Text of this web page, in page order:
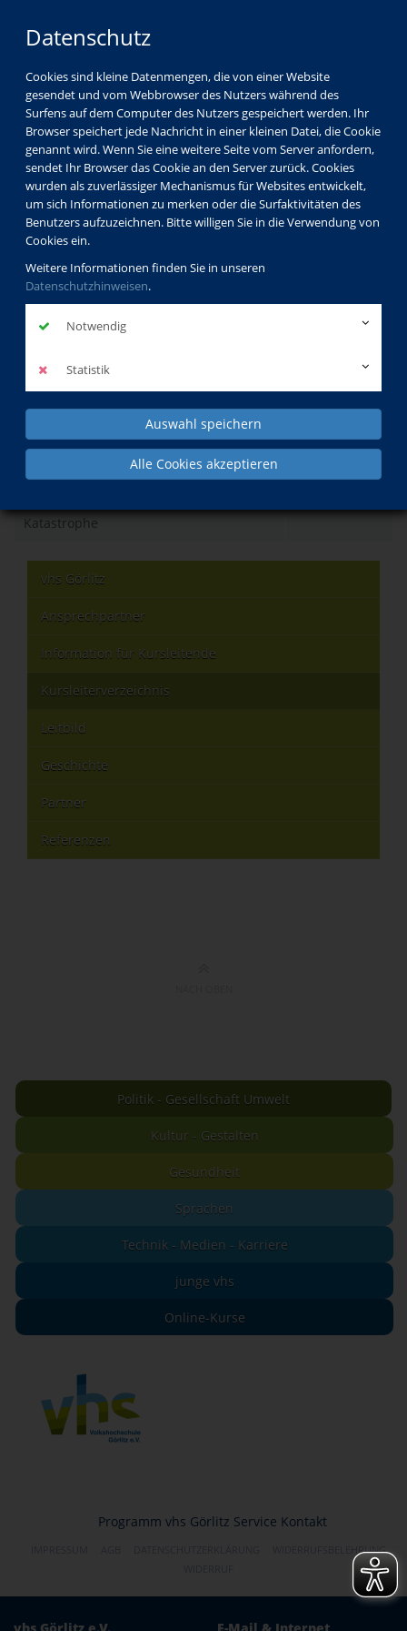
Datenschutz
Cookies sind kleine Datenmengen, die von einer Website
gesendet und vom Webbrowser des Nutzers während des
Surfens auf dem Computer des Nutzers gespeichert werden. Ihr
Browser speichert jede Nachricht in einer kleinen Datei, die Cookie
genannt wird. Wenn Sie eine weitere Seite vom Server anfordern,
sendet Ihr Browser das Cookie an den Server zurück. Cookies
wurden als zuverlässiger Mechanismus für Websites entwickelt,
um sich Informationen zu merken oder die Surfaktivitäten des
Benutzers aufzuzeichnen. Bitte willigen Sie in die Verwendung von
Cookies ein.
Weitere Informationen finden Sie in unseren
Datenschutzhinweisen.
Notwendig
Statistik
Auswahl speichern
Alle Cookies akzeptieren
vhs Görlitz
Kursleiterverzeichnis
Prof. Dr. Norbert Frei
Prof. Dr.
Norbert Frei
Profil
Kurse der dozierenden Person
Katastrophe
vhs Görlitz
Ansprechpartner
Information für Kursleitende
Kursleiterverzeichnis
Leitbild
Geschichte
Partner
Referenzen
Politik - Gesellschaft Umwelt
Kultur - Gestalten
Gesundheit
Sprachen
Technik - Medien - Karriere
junge vhs
Online-Kurse
Programm vhs Görlitz Service Kontakt
WIDERRUFSBELEHRUNG